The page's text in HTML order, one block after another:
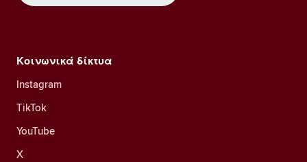
Κοινωνικά δίκτυα
Instagram
TikTok
YouTube
X